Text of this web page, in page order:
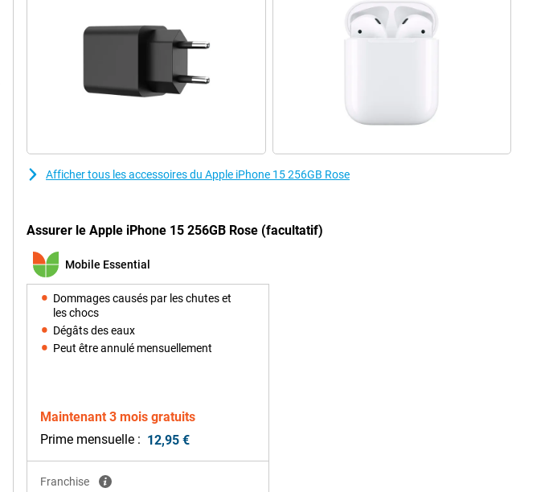
Afficher tous les accessoires du Apple iPhone 15 256GB Rose
Assurer le Apple iPhone 15 256GB Rose (facultatif)
Mobile Essential
Dommages causés par les chutes et
les chocs
Dégâts des eaux
Peut être annulé mensuellement
Maintenant 3 mois gratuits
Prime mensuelle : 12,95 €
Franchise